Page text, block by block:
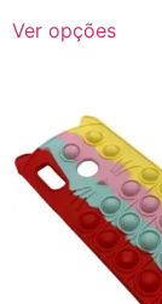
Ver opções